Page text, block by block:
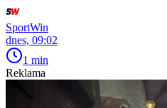
SportWin
dnes, 09:02
1 min
Reklama